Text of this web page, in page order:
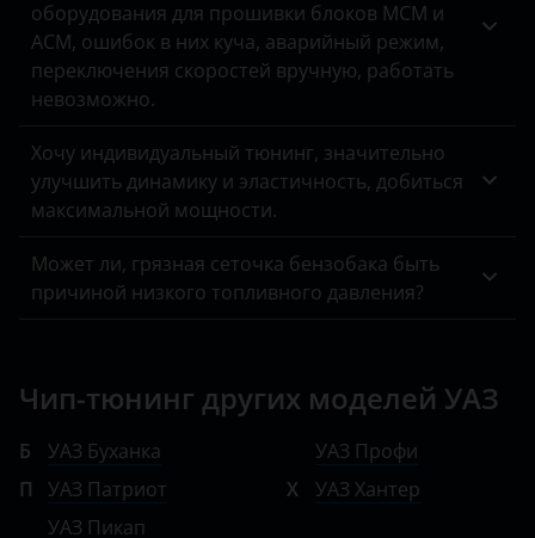
оборудования для прошивки блоков MCM и
ACM, ошибок в них куча, аварийный режим,
переключения скоростей вручную, работать
невозможно.
Хочу индивидуальный тюнинг, значительно
улучшить динамику и эластичность, добиться
максимальной мощности.
Может ли, грязная сеточка бензобака быть
причиной низкого топливного давления?
Чип-тюнинг других моделей УАЗ
Б
УАЗ Буханка
П
УАЗ Патриот
УАЗ Пикап
УАЗ Профи
Х
УАЗ Хантер